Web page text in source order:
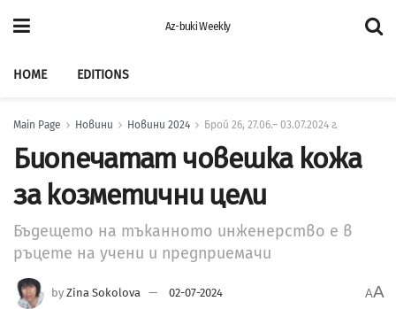
Az-buki Weekly
HOME EDITIONS
Main Page Новини Новини 2024 Брой 26, 27.06.– 03.07.2024 г.
Биопечатат човешка кожа
за козметични цели
Бъдещето на тъканното инженерство е в
ръцете на учени и предприемачи
by Zina Sokolova 02-07-2024 AA